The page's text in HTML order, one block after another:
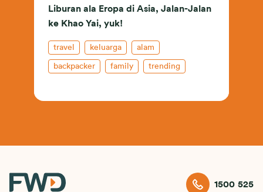
Liburan ala Eropa di Asia, Jalan-Jalan
ke Khao Yai, yuk!
travel keluarga alam
backpacker family trending
1500 525